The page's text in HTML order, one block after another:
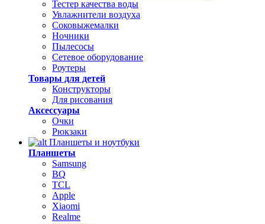
Тестер качества воды
Увлажнители воздуха
Соковыжемалки
Ночники
Пылесосы
Сетевое оборудование
Роутеры
Товары для детей
Конструкторы
Для рисования
Аксессуары
Очки
Рюкзаки
Планшеты и ноутбуки
Планшеты
Samsung
BQ
TCL
Apple
Xiaomi
Realme